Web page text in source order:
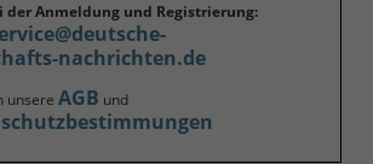
der Anmeldung und Registrierung:
nachrichten.de
unsere AGB und